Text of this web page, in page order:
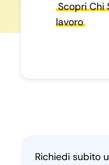
Scopri Chi
lavoro
Richiedi subito